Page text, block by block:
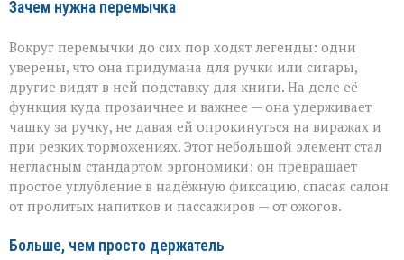
Зачем нужна перемычка
Вокруг перемычки до сих пор ходят легенды: одни
уверены, что она придумана для ручки или сигары,
другие видят в ней подставку для книги. На деле её
функция куда прозаичнее и важнее — она удерживает
чашку за ручку, не давая ей опрокинуться на виражах и
при резких торможениях. Этот небольшой элемент стал
негласным стандартом эргономики: он превращает
простое углубление в надёжную фиксацию, спасая салон
от пролитых напитков и пассажиров — от ожогов.
Больше, чем просто держатель